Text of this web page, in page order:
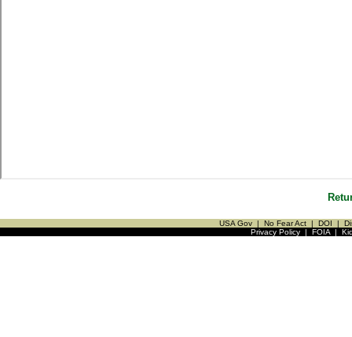
USA Gov | No Fear Act | DOI |
Privacy Policy| FOIA|